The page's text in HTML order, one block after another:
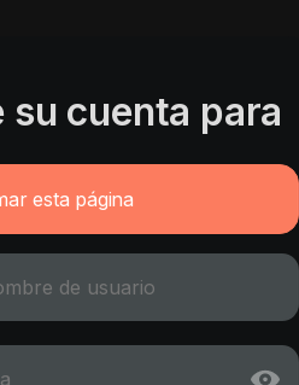
su cuenta para
esta página